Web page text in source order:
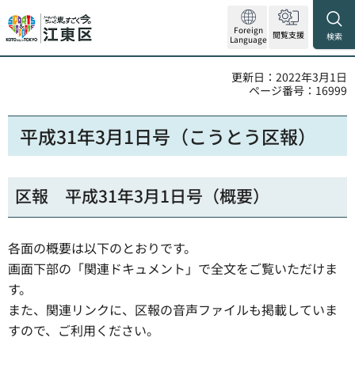
Foreign
Language 閲覧支援 検索
更新日：2022年3月1日
ページ番号：16999
平成31年3月1日号（こうとう区報）
区報 平成31年3月1日号（概要）
各面の概要は以下のとおりです。
画面下部の「関連ドキュメント」で全文をご覧いただけま
す。
また、関連リンクに、区報の音声ファイルも掲載していま
すので、ご利用ください。